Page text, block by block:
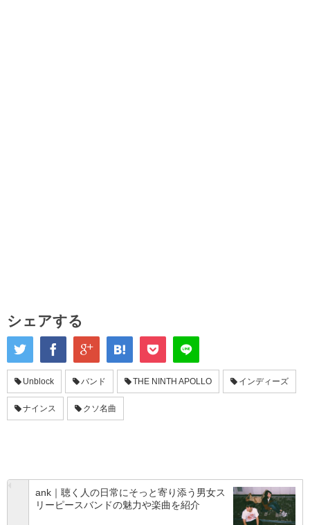
シェアする
Unblock バンド THE NINTH APOLLO インディーズ
ナインス クソ名曲
ank｜聴く人の日常にそっと寄り添う男女ス
リーピースバンドの魅力や楽曲を紹介